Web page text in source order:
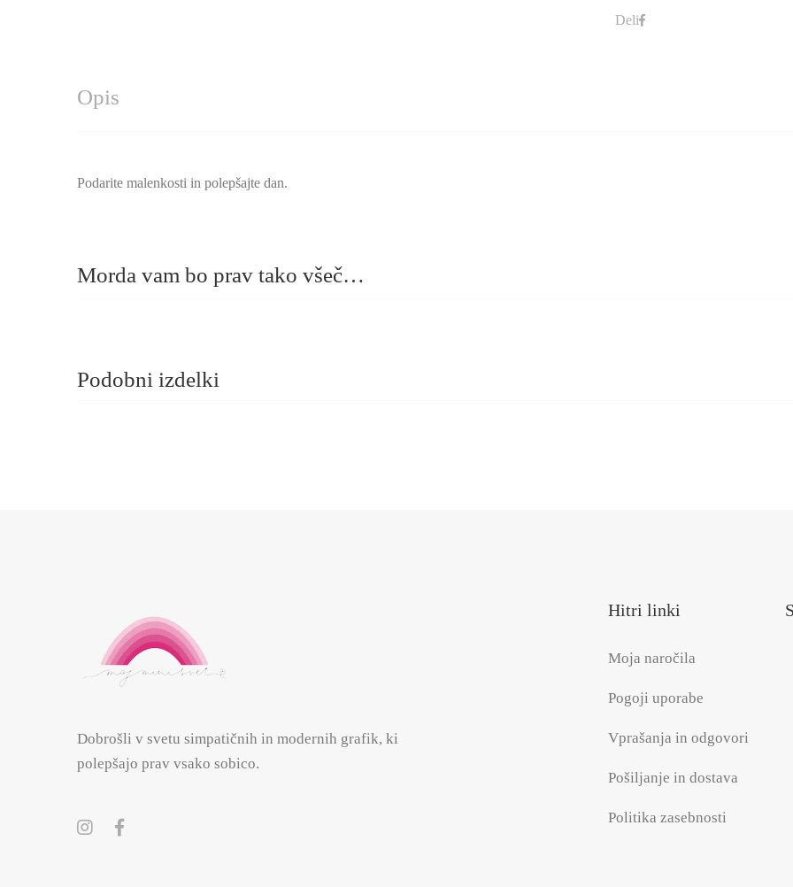
Deli
Opis
Podarite malenkosti in polepšajte dan.
Morda vam bo prav tako všeč…
Podobni izdelki
Dobrošli v svetu simpatičnih in modernih grafik, ki
polepšajo prav vsako sobico.
Hitri linki
Moja naročila
Pogoji uporabe
Vprašanja in odgovori
Pošiljanje in dostava
Politika zasebnosti